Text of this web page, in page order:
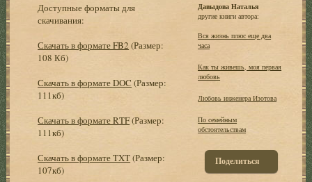
Доступные форматы для
скачивания:
Скачать в формате FB2 (Размер:
108 Кб)
Скачать в формате DOC (Размер:
111кб)
Скачать в формате RTF(Размер:
111кб)
Скачать в формате TXT(Размер:
107кб)
Давыдова Наталья
другие книги автора:
Вся жизнь плюс еще два
часа
Как ты живешь, моя первая
любовь
Любовь инженера Изотова
По семейным
обстоятельствам
Поделиться